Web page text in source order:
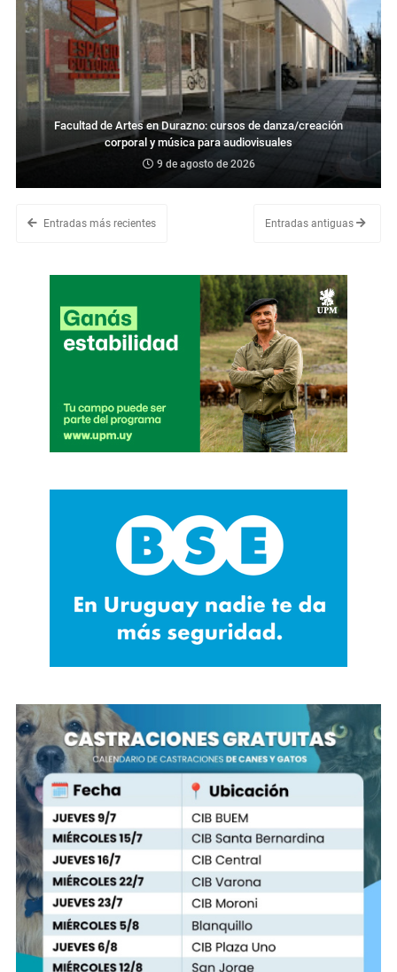
Facultad de Artes en Durazno: cursos de danza/creación
corporal y música para audiovisuales
9 de agosto de 2026
Entradas más recientes Entradas antiguas